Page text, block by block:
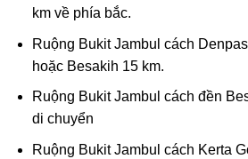
km về phía bắc.
Ruộng Bukit Jambul cách
hoặc Besakih 15 km.
Ruộng Bukit Jambul cách đền
di chuyển
Ruộng Bukit Jambul cách Kerta